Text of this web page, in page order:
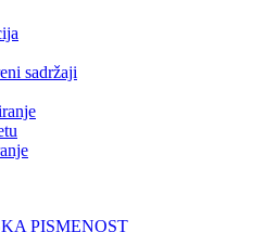
sadržaji
PISMENOST